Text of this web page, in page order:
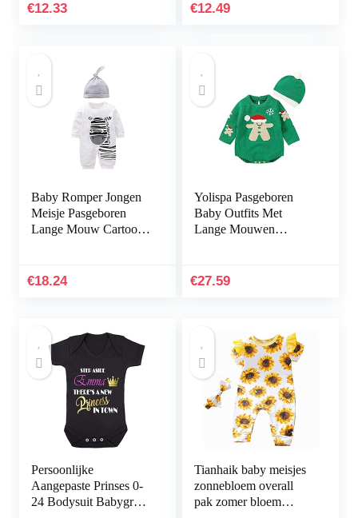
€12.33 €12.49
Baby Romper Jongen
Meisje Pasgeboren
Lange Mouw Cartoon
Maanden/59
€18.24
Yolispa Pasgeboren
Baby Outfits Met
Lange Mouwen
€27.59
Persoonlijke
Aangepaste Prinses 0-
24 Bodysuit Babygrow
Tianhaik baby meisjes
zonnebloem overall
pak zomer bloem